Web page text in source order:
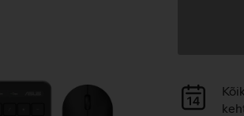
Andmete
laadimine